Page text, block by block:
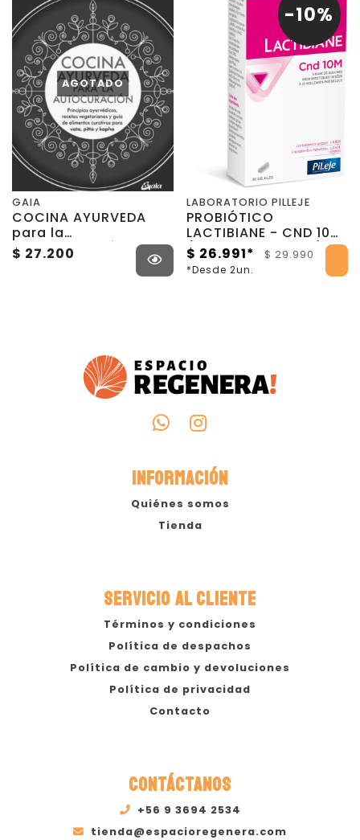
AGOTADO
GAIA
COCINA AYURVEDA
para la
AUTOCURACIÓN
$ 27.200
-10%
LABORATORIO PILLEJE
PROBIÓTICO
LACTIBIANE - CND 10M
(para candidiasis) -
30 CÁPSULAS
$ 26.991*
$ 29.990
*Desde 2un.
INFORMACIÓN
Quiénes somos
Tienda
SERVICIO AL CLIENTE
Términos y condiciones
Política de despachos
Política de cambio y devoluciones
Política de privacidad
Contacto
CONTÁCTANOS
+56 9 3694 2534
tienda@espacioregenera.com